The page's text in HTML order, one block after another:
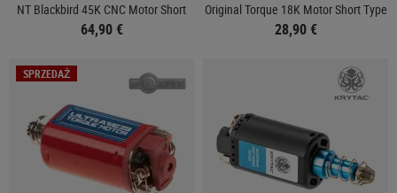
NT Blackbird 45K CNC Motor Short
64,90 €
Original Torque 18K Motor Short Type
28,90 €
SPRZEDAŻ